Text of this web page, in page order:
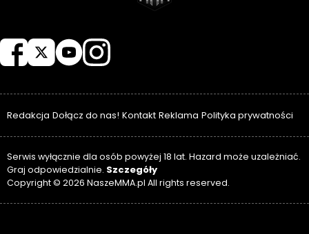
Redakcja Dołącz do nas! Kontakt Reklama Polityka prywatności
Serwis wyłącznie dla osób powyżej 18 lat. Hazard może uzależniać.
Graj odpowiedzialnie. Szczegóły
Copyright © 2026 NaszeMMA.pl All rights reserved.